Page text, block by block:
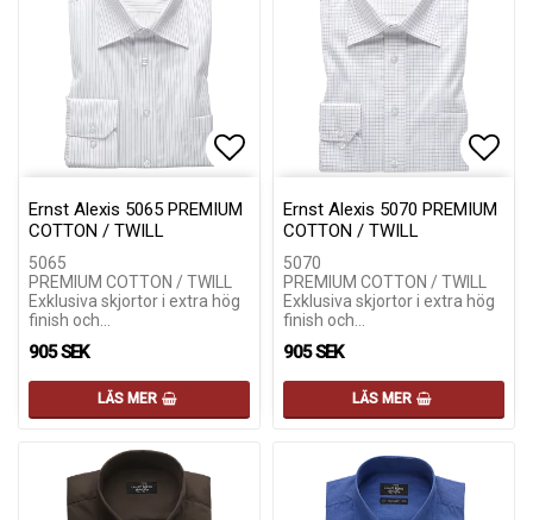
Ernst Alexis 5065 PREMIUM
COTTON / TWILL
5065
PREMIUM COTTON / TWILL
Exklusiva skjortor i extra hög
finish och…
905 SEK
LÄS MER
Ernst Alexis 5070 PREMIUM
COTTON / TWILL
5070
PREMIUM COTTON / TWILL
Exklusiva skjortor i extra hög
finish och…
905 SEK
LÄS MER